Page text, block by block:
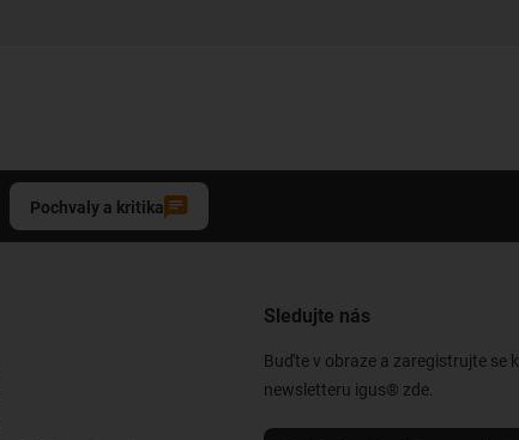
Pochvaly a kritika
Sledujte nás
Buďte v obraze a zaregistrujte se
newsletteru igus® zde.